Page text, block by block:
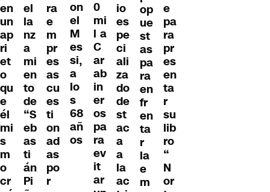
en
un
ap
ri
et
o
qu
e
él
mi
s
m
o
cr
el
la
nz
a
mi
en
to
de
“S
eb
as
ti
án
Pi
ra
e
m
pr
es
as
cu
es
ti
on
ad
as
po
r
on
el
M
es
si,
a
lo
s
68
añ
os
0
mi
l a
C
ar
ab
in
er
os
pa
ra
ev
it
ar
io
es
pe
ci
ali
za
do
de
st
ac
a
a
la
ac
op
ue
st
as
pa
ra
en
fr
en
ta
r
la
e
m
e
pa
ra
pr
es
en
ta
r
su
lib
ro
“
N
or